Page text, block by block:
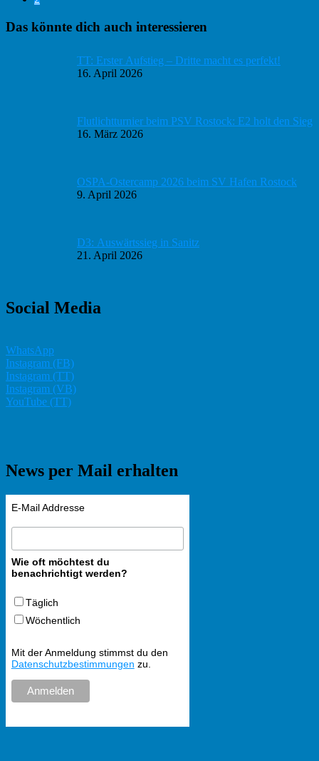
Warnemünde
Haupt-
Das könnte dich auch interessieren
TT: Erster Aufstieg – Dritte macht es perfekt!
16. April 2026
Flutlichtturnier beim PSV Rostock: E2 holt den Sieg
16. März 2026
OSPA-Ostercamp 2026 beim SV Hafen Rostock
9. April 2026
D3: Auswärtssieg in Sanitz
21. April 2026
Social Media
WhatsApp
Instagram (FB)
Instagram (TT)
Instagram (VB)
YouTube (TT)
News per Mail erhalten
E-Mail Addresse
Wie oft möchtest du
benachrichtigt werden?
Täglich
Wöchentlich
Mit der Anmeldung stimmst du den
Datenschutzbestimmungen zu.